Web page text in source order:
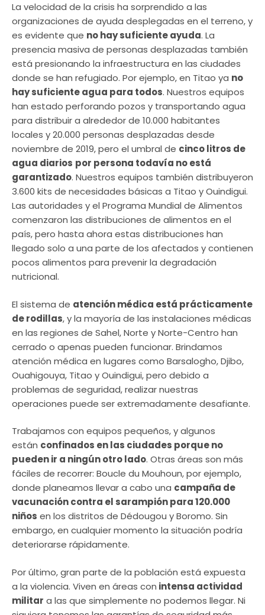
La velocidad de la crisis ha sorprendido a las
organizaciones de ayuda desplegadas en el terreno, y
es evidente que no hay suficiente ayuda. La
presencia masiva de personas desplazadas también
está presionando la infraestructura en las ciudades
donde se han refugiado. Por ejemplo, en Titao ya no
hay suficiente agua para todos. Nuestros equipos
han estado perforando pozos y transportando agua
para distribuir a alrededor de 10.000 habitantes
locales y 20.000 personas desplazadas desde
noviembre de 2019, pero el umbral de cinco litros de
agua diarios por persona todavía no está
garantizado. Nuestros equipos también distribuyeron
3.600 kits de necesidades básicas a Titao y Ouindigui.
Las autoridades y el Programa Mundial de Alimentos
comenzaron las distribuciones de alimentos en el
país, pero hasta ahora estas distribuciones han
llegado solo a una parte de los afectados y contienen
pocos alimentos para prevenir la degradación
nutricional.
El sistema de atención médica está prácticamente
de rodillas, y la mayoría de las instalaciones médicas
en las regiones de Sahel, Norte y Norte-Centro han
cerrado o apenas pueden funcionar. Brindamos
atención médica en lugares como Barsalogho, Djibo,
Ouahigouya, Titao y Ouindigui, pero debido a
problemas de seguridad, realizar nuestras
operaciones puede ser extremadamente desafiante.
Trabajamos con equipos pequeños, y algunos
están confinados en las ciudades porque no
pueden ir a ningún otro lado. Otras áreas son más
fáciles de recorrer: Boucle du Mouhoun, por ejemplo,
donde planeamos llevar a cabo una campaña de
vacunación contra el sarampión para 120.000
niños en los distritos de Dédougou y Boromo. Sin
embargo, en cualquier momento la situación podría
deteriorarse rápidamente.
Por último, gran parte de la población está expuesta
a la violencia. Viven en áreas con intensa actividad
militar a las que simplemente no podemos llegar. Ni